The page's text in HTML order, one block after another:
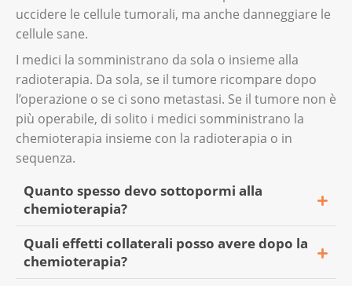
uccidere le cellule tumorali, ma anche danneggiare le
cellule sane.
I medici la somministrano da sola o insieme alla
radioterapia. Da sola, se il tumore ricompare dopo
l’operazione o se ci sono metastasi. Se il tumore non è
più operabile, di solito i medici somministrano la
chemioterapia insieme con la radioterapia o in
sequenza.
Quanto spesso devo sottopormi alla
chemioterapia?
Normalmente, la chemioterapia per i tumori
della testa e del collo avviene per cicli, ogni 1,
Quali effetti collaterali posso avere dopo la
chemioterapia?